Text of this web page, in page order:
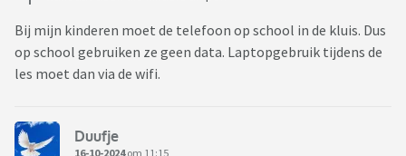
Bij mijn kinderen moet de telefoon op school in de kluis. Dus
op school gebruiken ze geen data. Laptopgebruik tijdens de
les moet dan via de wifi.
Duufje
16-10-2024om 11:15